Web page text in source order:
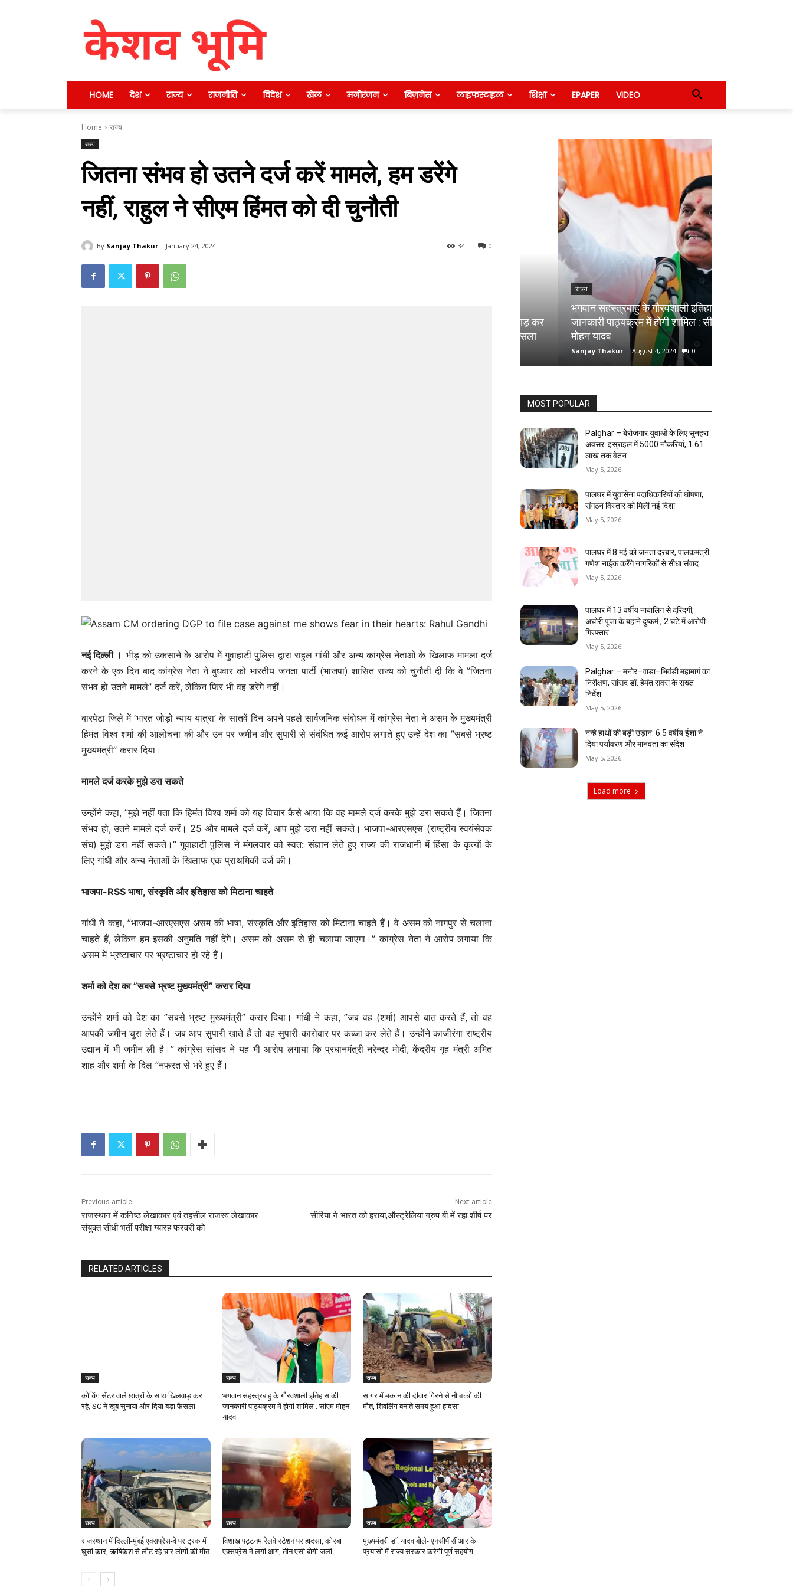
HOME देश राज्य राजनीति विदेश खेल मनोरंजन बिज़नेस लाइफस्टाइल शिक्षा EPAPER VIDEO
Home राज्य
राज्य
जितना संभव हो उतने दर्ज करें मामले, हम डरेंगे
नहीं, राहुल ने सीएम हिंमत को दी चुनौती
By Sanjay Thakur January 24, 2024 0
34
नई दिल्ली । भीड़ को उकसाने के आरोप में गुवाहाटी पुलिस द्वारा राहुल गांधी और अन्य कांग्रेस नेताओं के खिलाफ मामला दर्ज
करने के एक दिन बाद कांग्रेस नेता ने बुधवार को भारतीय जनता पार्टी (भाजपा) शासित राज्य को चुनौती दी कि वे ”जितना
संभव हो उतने मामले” दर्ज करें, लेकिन फिर भी वह डरेंगे नहीं।
बारपेटा जिले में ‘भारत जोड़ो न्याय यात्रा’ के सातवें दिन अपने पहले सार्वजनिक संबोधन में कांग्रेस नेता ने असम के मुख्यमंत्री
हिमंत विश्व शर्मा की आलोचना की और उन पर जमीन और सुपारी से संबंधित कई आरोप लगाते हुए उन्हें देश का ”सबसे भ्रष्ट
मुख्यमंत्री” करार दिया।
मामले दर्ज करके मुझे डरा सकते
उन्होंने कहा, ”मुझे नहीं पता कि हिमंत विश्व शर्मा को यह विचार कैसे आया कि वह मामले दर्ज करके मुझे डरा सकते हैं। जितना
संभव हो, उतने मामले दर्ज करें। 25 और मामले दर्ज करें, आप मुझे डरा नहीं सकते। भाजपा-आरएसएस (राष्ट्रीय स्वयंसेवक
संघ) मुझे डरा नहीं सकते।” गुवाहाटी पुलिस ने मंगलवार को स्वत: संज्ञान लेते हुए राज्य की राजधानी में हिंसा के कृत्यों के
लिए गांधी और अन्य नेताओं के खिलाफ एक प्राथमिकी दर्ज की।
भाजपा-RSS भाषा, संस्कृति और इतिहास को मिटाना चाहते
गांधी ने कहा, ”भाजपा-आरएसएस असम की भाषा, संस्कृति और इतिहास को मिटाना चाहते हैं। वे असम को नागपुर से चलाना
चाहते हैं, लेकिन हम इसकी अनुमति नहीं देंगे। असम को असम से ही चलाया जाएगा।” कांग्रेस नेता ने आरोप लगाया कि
असम में भ्रष्टाचार पर भ्रष्टाचार हो रहे हैं।
शर्मा को देश का ”सबसे भ्रष्ट मुख्यमंत्री” करार दिया
उन्होंने शर्मा को देश का ”सबसे भ्रष्ट मुख्यमंत्री” करार दिया। गांधी ने कहा, ”जब वह (शर्मा) आपसे बात करते हैं, तो वह
आपकी जमीन चुरा लेते हैं। जब आप सुपारी खाते हैं तो वह सुपारी कारोबार पर कब्जा कर लेते हैं। उन्होंने काजीरंगा राष्ट्रीय
उद्यान में भी जमीन ली है।” कांग्रेस सांसद ने यह भी आरोप लगाया कि प्रधानमंत्री नरेन्द्र मोदी, केंद्रीय गृह मंत्री अमित
शाह और शर्मा के दिल ”नफरत से भरे हुए हैं।
Previous article
राजस्‍थान में कनिष्ठ लेखाकार एवं तहसील राजस्व लेखाकार
संयुक्त सीधी भर्ती परीक्षा ग्यारह फरवरी को
Next article
सीरिया ने भारत को हराया,ऑस्ट्रेलिया ग्रुप बी में रहा शीर्ष पर
RELATED ARTICLES
राज्य
कोचिंग सेंटर वाले छात्रों के साथ खिलवाड़ कर
रहे; SC ने खूब सुनाया और दिया बड़ा फैसला
राज्य
भगवान सहस्त्रबाहु के गौरवशाली इतिहास की
जानकारी पाठ्यक्रम में होगी शामिल : सीएम मोहन
यादव
राज्य
सागर में मकान की दीवार गिरने से नौ बच्चों की
मौत, शिवलिंग बनाते समय हुआ हादसा
राज्य
राजस्‍थान में दिल्ली-मुंबई एक्सप्रेस-वे पर ट्रक में
घुसी कार, ऋषिकेश से लौट रहे चार लोगों की मौत
राज्य
विशाखापट्टनम रेलवे स्टेशन पर हादसा, कोरबा
एक्सप्रेस में लगी आग, तीन एसी बोगी जली
राज्य
मुख्यमंत्री डॉ. यादव बोले- एनसीपीसीआर के
प्रयासों में राज्य सरकार करेगी पूर्ण सहयोग
भगवान सहस्त्रबाहु के गौरवशाली इतिहास की
जानकारी पाठ्यक्रम में होगी शामिल : सीएम
मोहन यादव
Sanjay Thakur - August 4, 2024 0
MOST POPULAR
Palghar – बेरोजगार युवाओं के लिए सुनहरा
अवसर: इस्राइल में 5000 नौकरियां, ₹1.61
लाख तक वेतन
May 5, 2026
पालघर में युवासेना पदाधिकारियों की घोषणा,
संगठन विस्तार को मिली नई दिशा
May 5, 2026
पालघर में 8 मई को जनता दरबार, पालकमंत्री
गणेश नाईक करेंगे नागरिकों से सीधा संवाद
May 5, 2026
पालघर में 13 वर्षीय नाबालिग से दरिंदगी,
अघोरी पूजा के बहाने दुष्कर्म , 2 घंटे में आरोपी
गिरफ्तार
May 5, 2026
Palghar – मनोर–वाडा–भिवंडी महामार्ग का
निरीक्षण, सांसद डॉ. हेमंत सवरा के सख्त
निर्देश
May 5, 2026
नन्हे हाथों की बड़ी उड़ान: 6.5 वर्षीय ईशा ने
दिया पर्यावरण और मानवता का संदेश
May 5, 2026
Load more